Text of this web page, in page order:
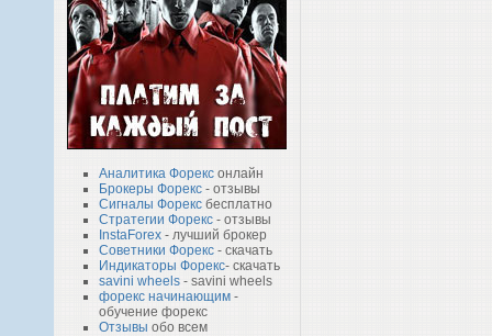
Аналитика Форекс онлайн
Брокеры Форекс - отзывы
Сигналы Форекс бесплатно
Стратегии Форекс - отзывы
InstaForex - лучший брокер
Советники Форекс - скачать
Индикаторы Форекс- скачать
savini wheels - savini wheels
форекс начинающим -
обучение форекс
Отзывы обо всем